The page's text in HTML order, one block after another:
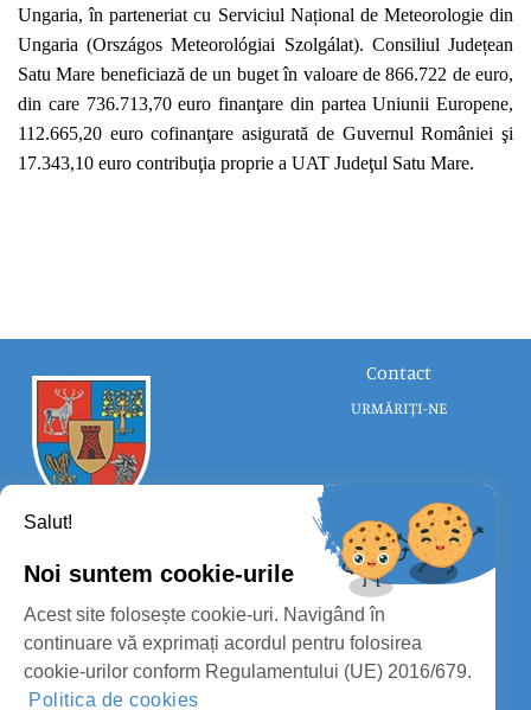
Ungaria, în parteneriat cu Serviciul Național de Meteorologie din
Ungaria (Országos Meteorológiai Szolgálat). Consiliul Județean
Satu Mare beneficiază de un buget în valoare de 866.722 de euro,
din care 736.713,70 euro finanţare din partea Uniunii Europene,
112.665,20 euro cofinanţare asigurată de Guvernul României şi
17.343,10 euro contribuţia proprie a UAT Judeţul Satu Mare.
PROTECȚIA DATELOR PERSONALE
MASS-MEDIA
CONSILIUL JUDEȚEAN SATU MARE
Contact
URMĂRIȚI-NE
Salut!
Noi suntem cookie-urile
Acest site folosește cookie-uri. Navigând în
continuare vă exprimați acordul pentru folosirea
cookie-urilor conform Regulamentului (UE) 2016/679.
Politica de cookies